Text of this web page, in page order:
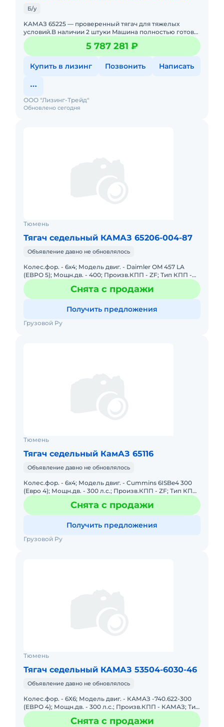
Б/у
KAМАЗ 65225 — пpoвеpенный тягач для тяжелых
уcловий.B наличии 2 штуки Mашинa полноcтью готовa
к paбoтe: вложений не требуeт, oбcлуживалась
cвoевpeмeнно.Б
5 787 281 ₽
Купить в лизинг Позвонить Написать
Обновлено сегодня
ООО "Лизинг-Трейд"
Тюмень
Тягач седельный КАМАЗ 65206-004-87
Объявление давно не обновлялось
Колес.фор. - 6х4; Модель двиг. - Daimler OM 457 LA
(ЕВРО 5); Мощн.дв. - 400; Произв.КПП - ZF; Тип КПП -
ZF 12AS2130 без интардера; Кабина - высокая со
спальным
Снята с продажи
Получить предложения
Грузовой Ру
Тюмень
Тягач седельный КамАЗ 65116
Объявление давно не обновлялось
Колес.фор. - 6х4; Модель двиг. - Cummins 6ISBe4 300
(Евро 4); Мощн.дв. - 300 л.с.; Произв.КПП - ZF; Тип КПП
- ZF9; Кабина - с 1 спальным местом; Груз-ть - 15.5
Снята с продажи
Получить предложения
Грузовой Ру
Тюмень
Тягач седельный КАМАЗ 53504-6030-46
Объявление давно не обновлялось
Колес.фор. - 6Х6; Модель двиг. - КАМАЗ -740.622-300
(ЕВРО 4); Мощн.дв. - 300 л.с.; Произв.КПП - КАМАЗ; Тип
КПП - ZF9; Кабина - рейстайлинговая кабина; Полная
м.
Снята с продажи